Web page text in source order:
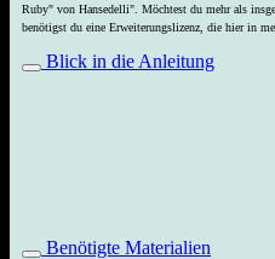
Ruby" von Hansedelli". Möchtest du mehr als
benötigst du eine Erweiterungslizenz, die hier in
Blick in die Anleitung
Benötigte Materialien